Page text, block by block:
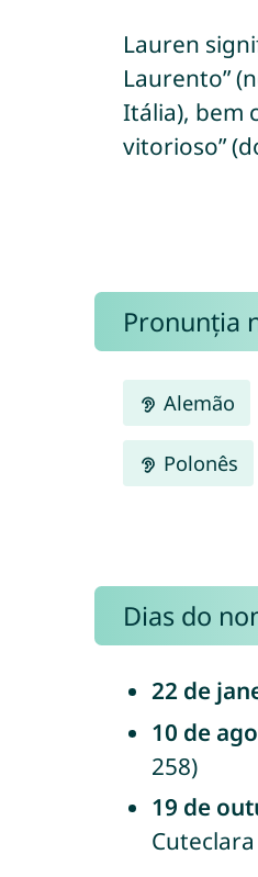
Lauren
Laurento”
Itália), bem
vitorioso”
Pronunția
Alemão
Polonês
Dias do
22 de
10 de
258)
19 de
Cuteclara